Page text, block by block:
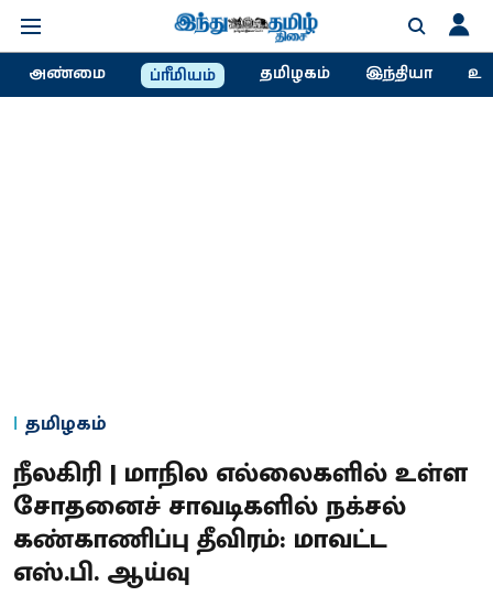
அண்மை ப்ரீமியம் தமிழகம் இந்தியா
தமிழகம்
நீலகிரி | மாநில எல்லைகளில் உள்ள
சோதனைச் சாவடிகளில் நக்சல்
கண்காணிப்பு தீவிரம்: மாவட்ட
எஸ்.பி. ஆய்வு